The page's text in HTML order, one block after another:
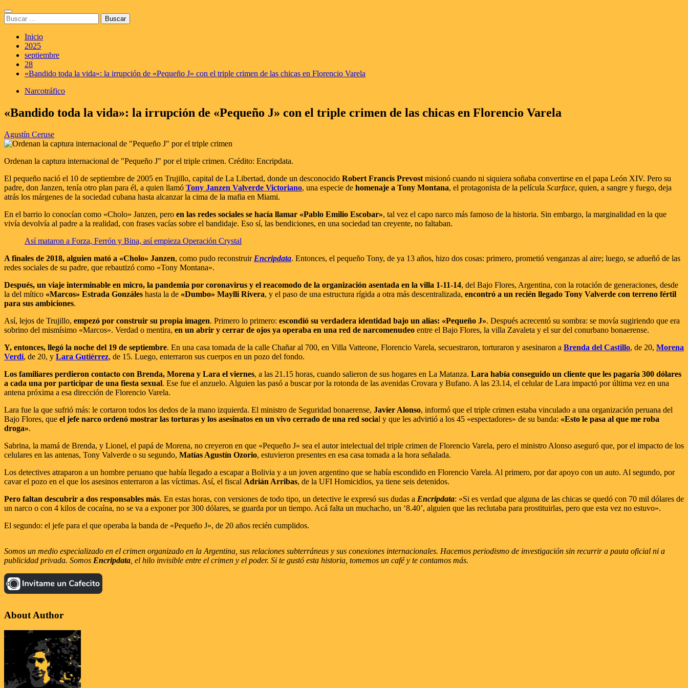
Saltar
al
contenido
Menú
principal
Buscar:
Inicio
2025
septiembre
28
«Bandido toda la vida»: la irrupción de «Pequeño J» con el triple crimen de las chicas en Florencio Varela
Narcotráfico
«Bandido toda la vida»: la irrupción de «Pequeño J» con el triple crimen de las chicas en Florencio Varela
Agustín Ceruse
Ordenan la captura internacional de "Pequeño J" por el triple crimen. Crédito: Encripdata.
El pequeño nació el 10 de septiembre de 2005 en Trujillo, capital de La Libertad, donde un desconocido Robert Francis Prevost misionó cuando ni siquiera soñaba convertirse en el papa León XIV. Pero su
padre, don Janzen, tenía otro plan para él, a quien llamó Tony Janzen Valverde Victoriano, una especie de homenaje a Tony Montana, el protagonista de la película Scarface, quien, a sangre y fuego, deja
atrás los márgenes de la sociedad cubana hasta alcanzar la cima de la mafia en Miami.
En el barrio lo conocían como «Cholo» Janzen, pero en las redes sociales se hacía llamar «Pablo Emilio Escobar», tal vez el capo narco más famoso de la historia. Sin embargo, la marginalidad en la que
vivía devolvía al padre a la realidad, con frases vacías sobre el bandidaje. Eso sí, las bendiciones, en una sociedad tan creyente, no faltaban.
Así mataron a Forza, Ferrón y Bina, así empieza Operación Crystal
A finales de 2018, alguien mató a «Cholo» Janzen, como pudo reconstruir Encripdata. Entonces, el pequeño Tony, de ya 13 años, hizo dos cosas: primero, prometió venganzas al aire; luego, se adueñó de las
redes sociales de su padre, que rebautizó como «Tony Montana».
Después, un viaje interminable en micro, la pandemia por coronavirus y el reacomodo de la organización asentada en la villa 1-11-14, del Bajo Flores, Argentina, con la rotación de generaciones, desde
la del mítico «Marcos» Estrada Gonzáles hasta la de «Dumbo» Maylli Rivera, y el paso de una estructura rígida a otra más descentralizada, encontró a un recién llegado Tony Valverde con terreno fértil
para sus ambiciones.
Así, lejos de Trujillo, empezó por construir su propia imagen. Primero lo primero: escondió su verdadera identidad bajo un alias: «Pequeño J». Después acrecentó su sombra: se movía sugiriendo que era
sobrino del mismísimo «Marcos». Verdad o mentira, en un abrir y cerrar de ojos ya operaba en una red de narcomenudeo entre el Bajo Flores, la villa Zavaleta y el sur del conurbano bonaerense.
Y, entonces, llegó la noche del 19 de septiembre. En una casa tomada de la calle Chañar al 700, en Villa Vatteone, Florencio Varela, secuestraron, torturaron y asesinaron a Brenda del Castillo, de 20, Morena
Verdi, de 20, y Lara Gutiérrez, de 15. Luego, enterraron sus cuerpos en un pozo del fondo.
Los familiares perdieron contacto con Brenda, Morena y Lara el viernes, a las 21.15 horas, cuando salieron de sus hogares en La Matanza. Lara había conseguido un cliente que les pagaría 300 dólares
a cada una por participar de una fiesta sexual. Ese fue el anzuelo. Alguien las pasó a buscar por la rotonda de las avenidas Crovara y Bufano. A las 23.14, el celular de Lara impactó por última vez en una
antena próxima a esa dirección de Florencio Varela.
Lara fue la que sufrió más: le cortaron todos los dedos de la mano izquierda. El ministro de Seguridad bonaerense, Javier Alonso, informó que el triple crimen estaba vinculado a una organización peruana del
Bajo Flores, que el jefe narco ordenó mostrar las torturas y los asesinatos en un vivo cerrado de una red social y que les advirtió a los 45 «espectadores» de su banda: «Esto le pasa al que me roba
droga».
Sabrina, la mamá de Brenda, y Lionel, el papá de Morena, no creyeron en que «Pequeño J» sea el autor intelectual del triple crimen de Florencio Varela, pero el ministro Alonso aseguró que, por el impacto de los
celulares en las antenas, Tony Valverde o su segundo, Matías Agustín Ozorio, estuvieron presentes en esa casa tomada a la hora señalada.
Los detectives atraparon a un hombre peruano que había llegado a escapar a Bolivia y a un joven argentino que se había escondido en Florencio Varela. Al primero, por dar apoyo con un auto. Al segundo, por
cavar el pozo en el que los asesinos enterraron a las víctimas. Así, el fiscal Adrián Arribas, de la UFI Homicidios, ya tiene seis detenidos.
Pero faltan descubrir a dos responsables más. En estas horas, con versiones de todo tipo, un detective le expresó sus dudas a Encripdata: «Si es verdad que alguna de las chicas se quedó con 70 mil dólares de
un narco o con 4 kilos de cocaína, no se va a exponer por 300 dólares, se guarda por un tiempo. Acá falta un muchacho, un ‘8.40’, alguien que las reclutaba para prostituirlas, pero que esta vez no estuvo».
El segundo: el jefe para el que operaba la banda de «Pequeño J», de 20 años recién cumplidos.
Somos un medio especializado en el crimen organizado en la Argentina, sus relaciones subterráneas y sus conexiones internacionales. Hacemos periodismo de investigación sin recurrir a pauta oficial ni a
publicidad privada. Somos Encripdata , el hilo invisible entre el crimen y el poder. Si te gustó esta historia, tomemos un café y te contamos más.
About Author